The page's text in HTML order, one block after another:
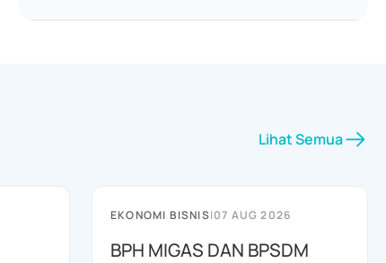
Lihat Semua
EKONOMI BISNIS|07 AUG 2026
BPH MIGAS DAN BPSDM